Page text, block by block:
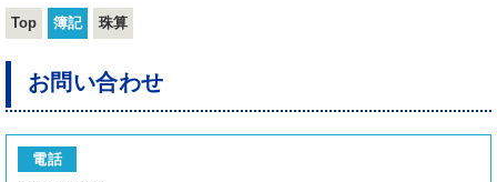
Top 簿記 珠算
お問い合わせ
電話